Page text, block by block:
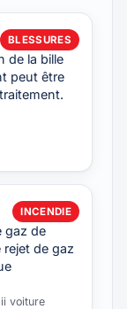
BLESSURES
de la bille
peut être
INCENDIE
gaz de
de gaz
voiture